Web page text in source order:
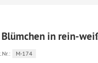
in rein-
M-174